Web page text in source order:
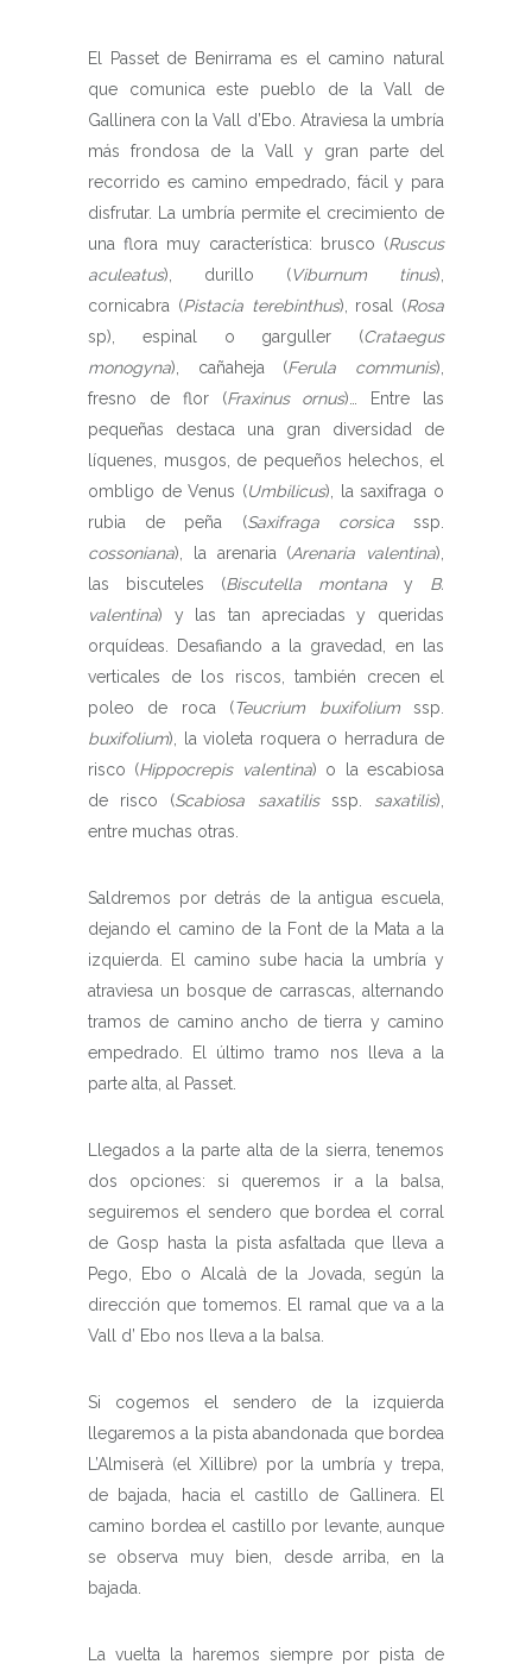
El Passet de Benirrama es el camino natural
que comunica este pueblo de la Vall de
Gallinera con la Vall d’Ebo. Atraviesa la umbría
más frondosa de la Vall y gran parte del
recorrido es camino empedrado, fácil y para
disfrutar. La umbría permite el crecimiento de
una flora muy característica: brusco (Ruscus
aculeatus), durillo (Viburnum tinus),
cornicabra (Pistacia terebinthus), rosal (Rosa
sp), espinal o garguller (Crataegus
monogyna), cañaheja (Ferula communis),
fresno de flor (Fraxinus ornus)… Entre las
pequeñas destaca una gran diversidad de
líquenes, musgos, de pequeños helechos, el
ombligo de Venus (Umbilicus), la saxifraga o
rubia de peña (Saxifraga corsicassp.
cossoniana), la arenaria (Arenaria valentina),
las biscuteles (Biscutella montana y B.
valentina) y las tan apreciadas y queridas
orquídeas. Desafiando a la gravedad, en las
verticales de los riscos, también crecen el
poleo de roca (Teucrium buxifoliumssp.
buxifolium), la violeta roquera o herradura de
risco (Hippocrepis valentina) o la escabiosa
de risco (Scabiosa saxatilisssp. saxatilis),
entre muchas otras.
Saldremos por detrás de la antigua escuela,
dejando el camino de la Font de la Mata a la
izquierda. El camino sube hacia la umbría y
atraviesa un bosque de carrascas, alternando
tramos de camino ancho de tierra y camino
empedrado. El último tramo nos lleva a la
parte alta, al Passet.
Llegados a la parte alta de la sierra, tenemos
dos opciones: si queremos ir a la balsa,
seguiremos el sendero que bordea el corral
de Gosp hasta la pista asfaltada que lleva a
Pego, Ebo o Alcalà de la Jovada, según la
dirección que tomemos. El ramal que va a la
Vall d’ Ebo nos lleva a la balsa.
Si cogemos el sendero de la izquierda
llegaremos a la pista abandonada que bordea
L’Almiserà (el Xillibre) por la umbría y trepa,
de bajada, hacia el castillo de Gallinera. El
camino bordea el castillo por levante, aunque
se observa muy bien, desde arriba, en la
bajada.
La vuelta la haremos siempre por pista de